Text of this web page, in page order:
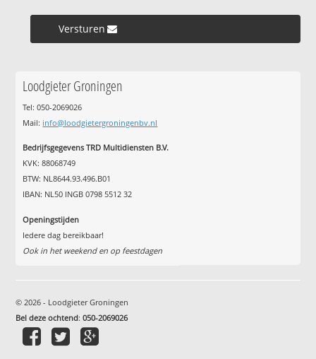
Versturen »
Loodgieter Groningen
Tel: 050-2069026
Mail: info@loodgietergroningenbv.nl
Bedrijfsgegevens TRD Multidiensten B.V.
KVK: 88068749
BTW: NL8644.93.496.B01
IBAN: NL50 INGB 0798 5512 32
Openingstijden
Iedere dag bereikbaar!
Ook in het weekend en op feestdagen
© 2026 - Loodgieter Groningen
Bel deze ochtend:050-2069026